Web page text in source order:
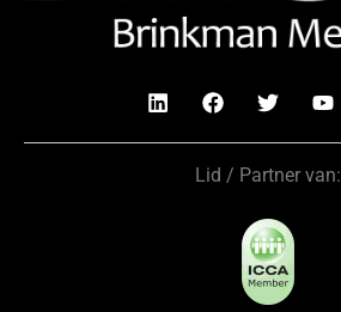
Lid / Partner van: